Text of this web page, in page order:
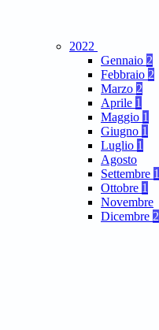
2022
Gennaio 2
Febbraio 2
Marzo 2
Aprile 1
Maggio 1
Giugno 1
Luglio 1
Agosto
Settembre 1
Ottobre 1
Novembre
Dicembre 2